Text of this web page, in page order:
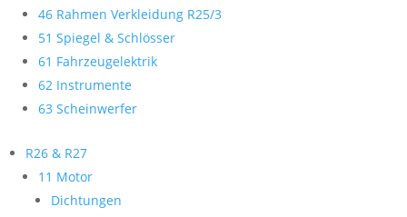
46 Rahmen Verkleidung R25/3
51 Spiegel & Schlösser
61 Fahrzeugelektrik
62 Instrumente
63 Scheinwerfer
R26 & R27
11 Motor
Dichtungen